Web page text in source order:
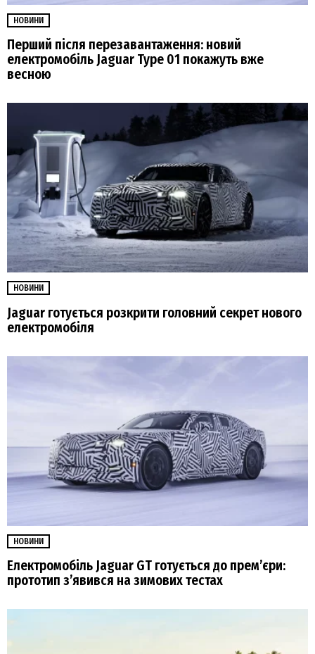
НОВИНИ
Перший після перезавантаження: новий
електромобіль Jaguar Type 01 покажуть вже
весною
НОВИНИ
Jaguar готується розкрити головний секрет нового
електромобіля
НОВИНИ
Електромобіль Jaguar GT готується до прем’єри:
прототип з’явився на зимових тестах